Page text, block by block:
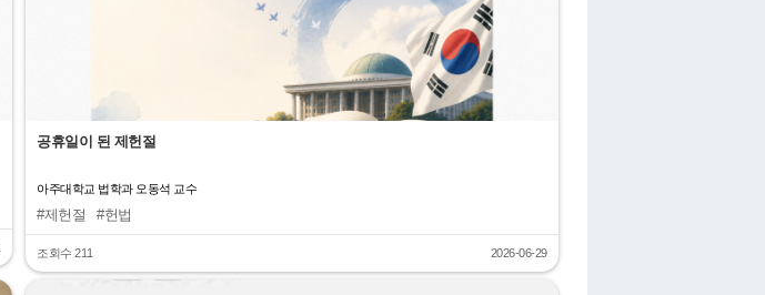
공휴일이 된 제헌절
아주대학교 법학과 오동석 교수
#제헌절 #헌법
조회수 211 2026-06-29
"